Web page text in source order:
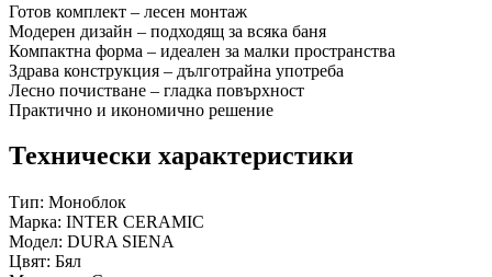
Готов комплект – лесен монтаж
Модерен дизайн – подходящ за всяка баня
Компактна форма – идеален за малки пространства
Здрава конструкция – дълготрайна употреба
Лесно почистване – гладка повърхност
Практично и икономично решение
Технически характеристики
Тип: Моноблок
Марка: INTER CERAMIC
Модел: DURA SIENA
Цвят: Бял